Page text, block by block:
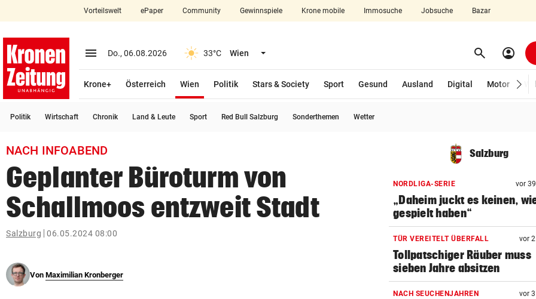
closeSchließen
account_circle Anmelden
arrow_right
bookmark
search
Suchbegriff
eingeben
© Krone Multimedia GmbH & Co KG 2026
Vorteilswelt ePaper Community Gewinnspiele Krone mobile Immosuche Jobsuche Bazar
menu Menü aufklappen
Do., 06.08.2026 33°C Wien Menü aufklappen search Suchen
account_circle
Krone+ Österreich Wien
Politik
Stars & Society Sport Gesund Ausland Digital Motor
Politik Wirtschaft Chronik Land & Leute Sport Red Bull Salzburg Sonderthemen Wetter
NACH INFOABEND
Geplanter Büroturm von
Schallmoos entzweit Stadt
Salzburg 06.05.2024 08:00
Von Maximilian Kronberger
Salzburg
NORDLIGA-SERIE vor
„Daheim juckt es keinen,
gespielt haben“
TÜR VEREITELT ÜBERFALL vor
Tollpatschiger Räuber muss
sieben Jahre absitzen
NACH SEUCHENJAHREN vor